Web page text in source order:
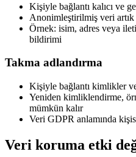
Kişiyle bağlantı kalıcı ve
Anonimleştirilmiş veri
Örnek: isim, adres veya
bildirimi
Takma adlandırma
Kişiyle bağlantı kimlikler
Yeniden kimliklendirme,
mümkün kalır
Veri GDPR anlamında
Veri koruma etki